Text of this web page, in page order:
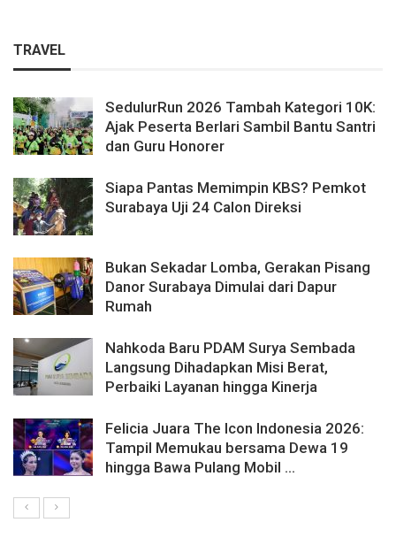
TRAVEL
SedulurRun 2026 Tambah Kategori 10K:
Ajak Peserta Berlari Sambil Bantu Santri
dan Guru Honorer
Siapa Pantas Memimpin KBS? Pemkot
Surabaya Uji 24 Calon Direksi
Bukan Sekadar Lomba, Gerakan Pisang
Danor Surabaya Dimulai dari Dapur
Rumah
Nahkoda Baru PDAM Surya Sembada
Langsung Dihadapkan Misi Berat,
Perbaiki Layanan hingga Kinerja
Felicia Juara The Icon Indonesia 2026:
Tampil Memukau bersama Dewa 19
hingga Bawa Pulang Mobil ...